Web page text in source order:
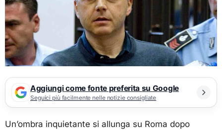
Aggiungi come fonte preferita su Google
Seguici più facilmente nelle notizie consigliate
Un’ombra inquietante si allunga su Roma dopo